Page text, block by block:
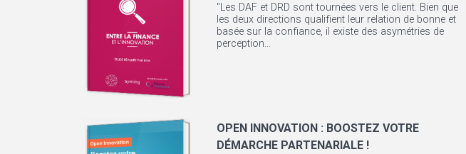
"Les DAF et DRD sont tournées vers le client. Bien que
les deux directions qualifient leur relation de bonne et
basée sur la confiance, il existe des asymétries de
perception...
OPEN INNOVATION : BOOSTEZ VOTRE
DÉMARCHE PARTENARIALE !